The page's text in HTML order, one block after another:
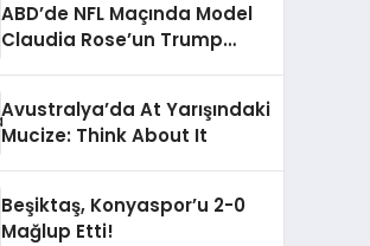
ABD’de NFL Maçında Model
Claudia Rose’un Trump
Avustralya’da At Yarışındaki
Mucize: Think About It
Beşiktaş, Konyaspor’u 2-0
Mağlup Etti!